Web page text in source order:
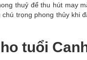
thuỷ để thu hút may
trọng phong thủy khi
tuổi